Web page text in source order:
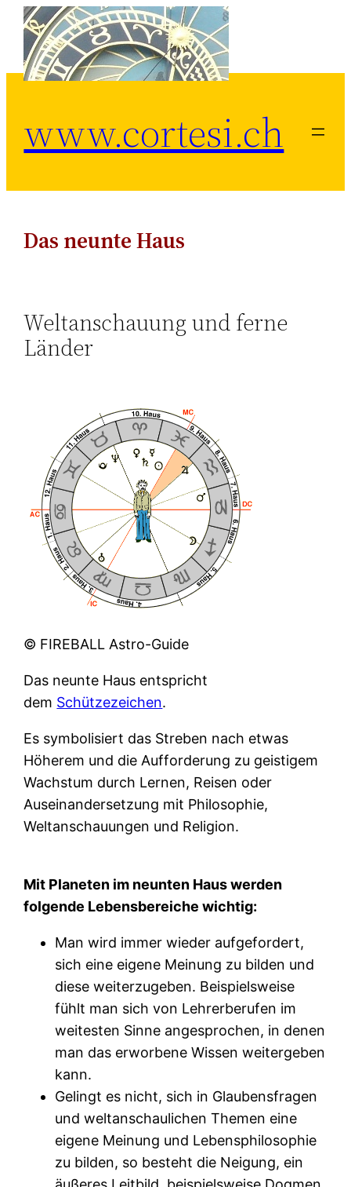
Zum
Inhalt
springen
www.cortesi.ch
Das neunte Haus
Weltanschauung und ferne
Länder
© FIREBALL Astro-Guide
Das neunte Haus entspricht
dem Schützezeichen.
Es symbolisiert das Streben nach etwas
Höherem und die Aufforderung zu geistigem
Wachstum durch Lernen, Reisen oder
Auseinandersetzung mit Philosophie,
Weltanschauungen und Religion.
Mit Planeten im neunten Haus werden
folgende Lebensbereiche wichtig:
Man wird immer wieder aufgefordert,
sich eine eigene Meinung zu bilden und
diese weiterzugeben. Beispielsweise
fühlt man sich von Lehrerberufen im
weitesten Sinne angesprochen, in denen
man das erworbene Wissen weitergeben
kann.
Gelingt es nicht, sich in Glaubensfragen
und weltanschaulichen Themen eine
eigene Meinung und Lebensphilosophie
zu bilden, so besteht die Neigung, ein